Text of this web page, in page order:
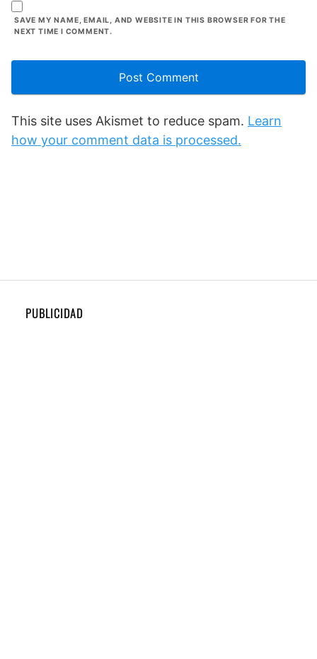
SAVE MY NAME, EMAIL, AND WEBSITE IN THIS BROWSER FOR THE
NEXT TIME I COMMENT.
This site uses Akismet to reduce spam. Learn
how your comment data is processed.
PUBLICIDAD